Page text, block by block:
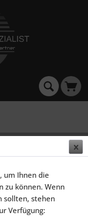
FÜR VW VENTO
um Ihnen die
zu können. Wenn
sollten, stehen
Verfügung: